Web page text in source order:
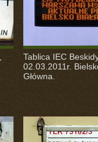
Tablica IEC
02.03.2011r.
Główna.